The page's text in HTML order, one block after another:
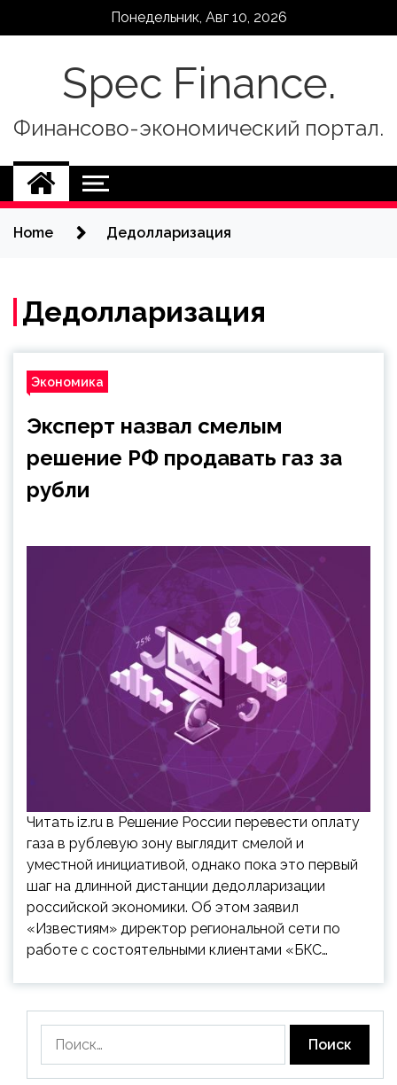
Понедельник, Авг 10, 2026
Spec Finance.
Финансово-экономический портал.
Home Дедолларизация
Дедолларизация
Экономика
Эксперт назвал смелым
решение РФ продавать газ за
рубли
Читать iz.ru в Решение России перевести оплату
газа в рублевую зону выглядит смелой и
уместной инициативой, однако пока это первый
шаг на длинной дистанции дедолларизации
российской экономики. Об этом заявил
«Известиям» директор региональной сети по
работе с состоятельными клиентами «БКС…